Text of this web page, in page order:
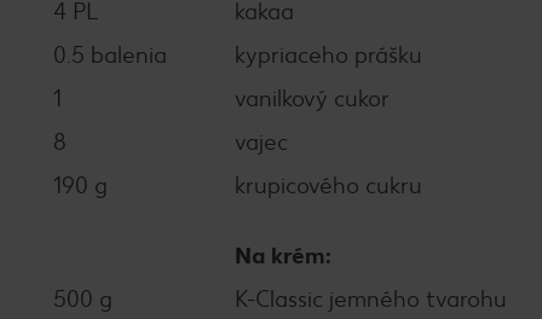
4 PL
kakaa
0.5 balenia
kypriaceho prášku
1
vanilkový cukor
8
vajec
190 g
krupicového cukru
Na krém:
500 g
K-Classic jemného tvarohu